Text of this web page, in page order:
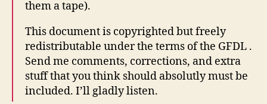
them a tape).
This document is copyrighted but freely
redistributable under the terms of the GFDL .
Send me comments, corrections, and extra
stuff that you think should absolutly must be
included. I’ll gladly listen.